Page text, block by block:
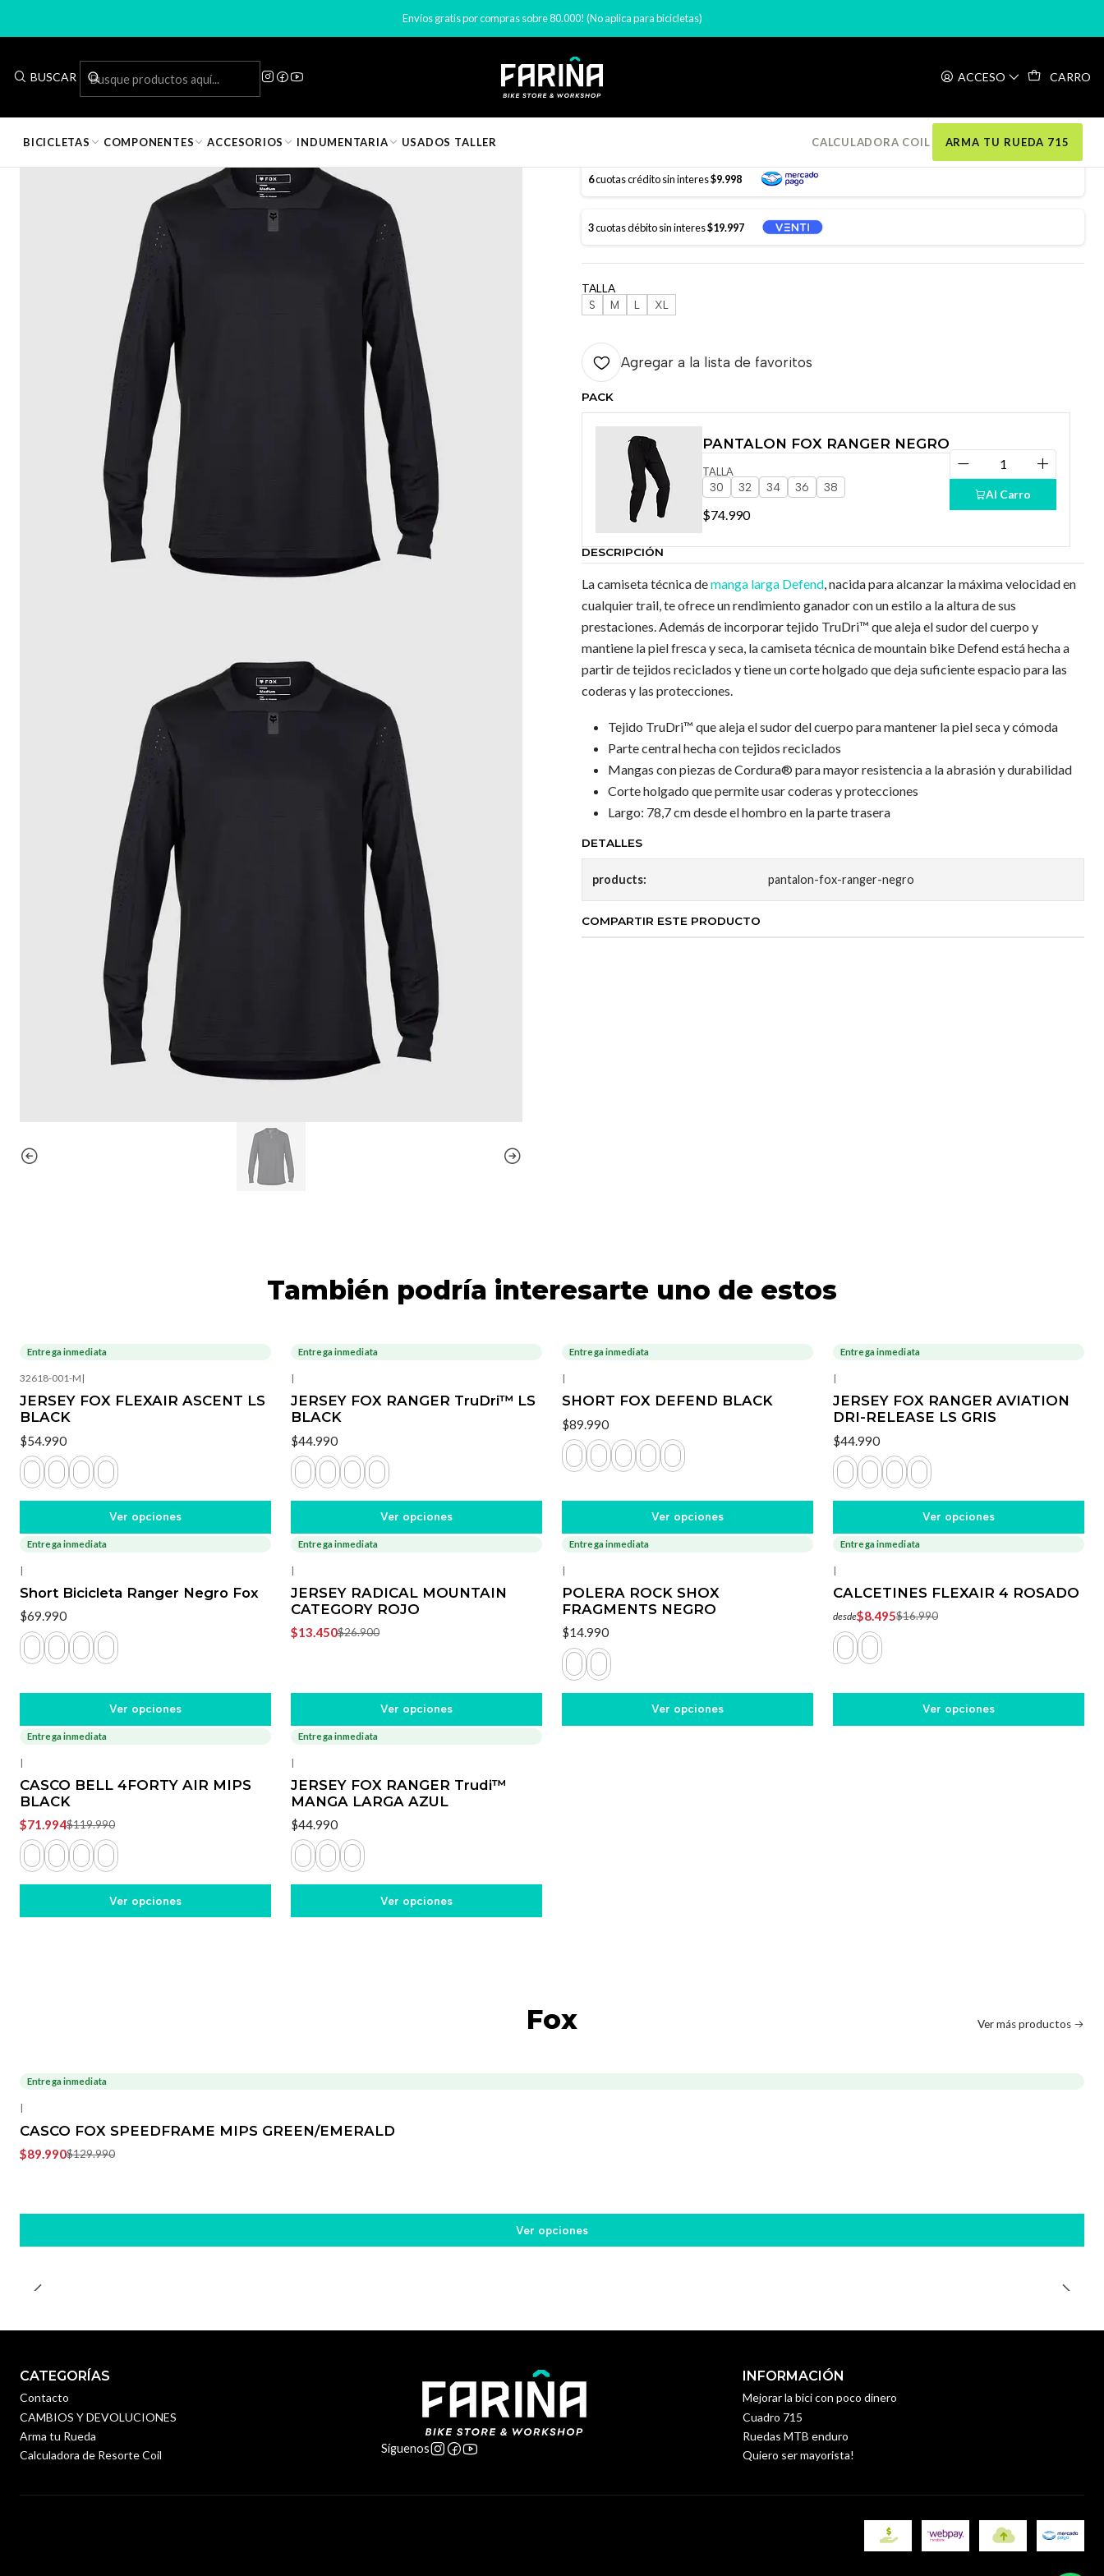
BUSCAR ACCESO CARRO
Envíos gratis por compras sobre 80.000! (No aplica para bicicletas)
Indumentaria y ropa ciclismo Jerseys y poleras ciclismo JERSEY FOX DEFEND LS BLACK
|
JERSEY FOX DEFEND LS BLACK
6cuotas crédito sin interes$9.998
3cuotas débito sin interes$19.997
TALLA
S
M L XL
Agregar a la lista de favoritos
PACK
PANTALON FOX RANGER NEGRO
TALLA
30
32 34 36 38
$74.990
Al Carro
DESCRIPCIÓN
La camiseta técnica demanga larga Defend, nacida para alcanzar la máxima velocidad en
cualquier trail, te ofrece un rendimiento ganador con un estilo a la altura de sus
prestaciones. Además de incorporar tejido TruDri™ que aleja el sudor del cuerpo y
mantiene la piel fresca y seca, la camiseta técnica de mountain bike Defend está hecha a
partir de tejidos reciclados y tiene un corte holgado que deja suficiente espacio para las
coderas y las protecciones.
Tejido TruDri™ que aleja el sudor del cuerpo para mantener la piel seca y cómoda
Parte central hecha con tejidos reciclados
Mangas con piezas de Cordura® para mayor resistencia a la abrasión y durabilidad
Corte holgado que permite usar coderas y protecciones
Largo: 78,7 cm desde el hombro en la parte trasera
DETALLES
products: pantalon-fox-ranger-negro
COMPARTIR ESTE PRODUCTO
También podría interesarte uno de estos
Entrega inmediata
32618-001-M |
JERSEY FOX FLEXAIR ASCENT LS
BLACK
$54.990
Ver opciones
Entrega inmediata
|
JERSEY FOX RANGER TruDri™ LS
BLACK
$44.990
Ver opciones
Entrega inmediata
|
SHORT FOX DEFEND BLACK
$89.990
Ver opciones
Entrega inmediata
|
JERSEY FOX RANGER AVIATION
DRI-RELEASE LS GRIS
$44.990
Ver opciones
Entrega inmediata
|
Short Bicicleta Ranger Negro Fox
$69.990
Ver opciones
-50%
Entrega inmediata
|
JERSEY RADICAL MOUNTAIN
CATEGORY ROJO
$13.450$26.900
Ver opciones
Entrega inmediata
|
POLERA ROCK SHOX
FRAGMENTS NEGRO
$14.990
Ver opciones
-50%
Entrega inmediata
|
CALCETINES FLEXAIR 4 ROSADO
desde$8.495$16.990
Ver opciones
-40%
Entrega inmediata
|
CASCO BELL 4FORTY AIR MIPS
BLACK
$71.994$119.990
Ver opciones
Entrega inmediata
|
JERSEY FOX RANGER Trudi™
MANGA LARGA AZUL
$44.990
Ver opciones
Fox Ver más productos
Entrega inmediata
|
CASCO FOX SPEEDFRAME MIPS GREEN/EMERALD
$89.990$129.990
Ver opciones
CATEGORÍAS
Contacto
CAMBIOS Y DEVOLUCIONES
Arma tu Rueda
Calculadora de Resorte Coil
Síguenos
INFORMACIÓN
Mejorar la bici con poco dinero
Cuadro 715
Ruedas MTB enduro
Quiero ser mayorista!
BICICLETAS COMPONENTES ACCESORIOS INDUMENTARIA USADOS TALLER CALCULADORA COIL ARMA TU RUEDA 715